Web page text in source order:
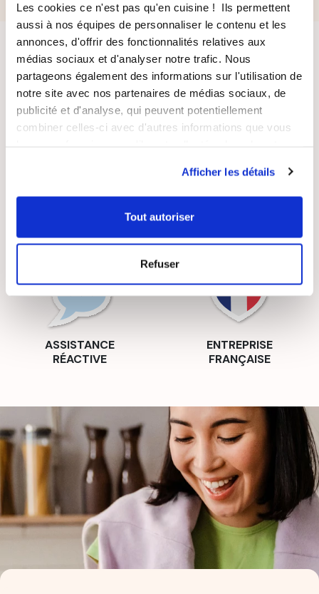
Les cookies ce n'est pas qu'en cuisine ! Ils permettent
aussi à nos équipes de personnaliser le contenu et les
annonces, d'offrir des fonctionnalités relatives aux
médias sociaux et d'analyser notre trafic. Nous
partageons également des informations sur l'utilisation de
notre site avec nos partenaires de médias sociaux, de
publicité et d'analyse, qui peuvent potentiellement
combiner celles-ci avec d'autres informations que vous
Afficher les détails
Tout autoriser
Refuser
LIVRAISON
PAIEMENT
RECETTES
SATISFAIT OU
ASSISTANCE
RÉACTIVE
ENTREPRISE
FRANÇAISE